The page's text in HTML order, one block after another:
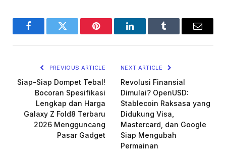
FacebookTwitter Pinterest LinkedInTumblr Email
PREVIOUS ARTICLE
Siap-Siap Dompet Tebal!
Bocoran Spesifikasi
Lengkap dan Harga
Galaxy Z Fold8 Terbaru
2026 Mengguncang
Pasar Gadget
NEXT ARTICLE
Revolusi Finansial
Dimulai? OpenUSD:
Stablecoin Raksasa yang
Didukung Visa,
Mastercard, dan Google
Siap Mengubah
Permainan